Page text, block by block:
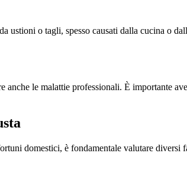
ustioni o tagli, spesso causati dalla cucina o
anche le malattie professionali. È importante
domestici, è fondamentale valutare